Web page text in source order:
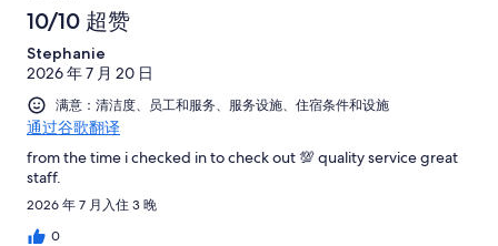
10/10 超赞
Stephanie
2026 年 7 月 20 日
满意：清洁度、员工和服务、服务设施、住宿条件和设施
通过谷歌翻译
from the time i checked in to check out 💯 quality service great
staff.
2026 年 7 月入住 3 晚
0